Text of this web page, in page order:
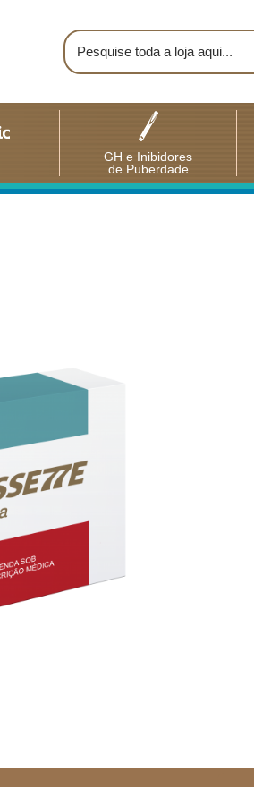
GH e Inibidores
de Puberdade